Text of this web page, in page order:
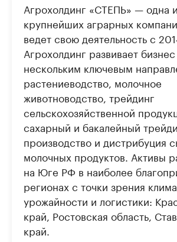
Агрохолдинг «СТЕПЬ» — одна
крупнейших аграрных
ведет свою деятельность с
Агрохолдинг развивает
нескольким ключевым
растениеводство, молочное
животноводство, трейдинг
сельскохозяйственной
сахарный и бакалейный
производство и дистрибуция
молочных продуктов. Активы
на Юге РФ в наиболее
регионах с точки зрения
урожайности и логистики:
край, Ростовская область,
край.